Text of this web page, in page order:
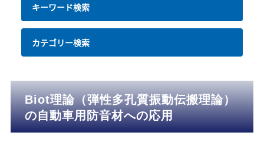
キーワード検索
カテゴリー検索
Biot理論（弾性多孔質振動伝搬理論）
の自動車用防音材への応用